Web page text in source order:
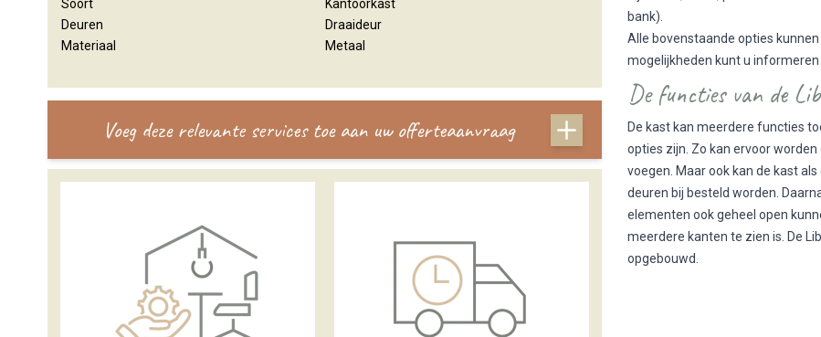
Soort
Kantoorkast
Deuren
Draaideur
Materiaal
Metaal
Voeg deze relevante services toe aan uw offerteaanvraag
bank).
Alle bovenstaande opties
mogelijkheden kunt u informeren
De functies van de
De kast kan meerdere functies
opties zijn. Zo kan ervoor
voegen. Maar ook kan de kast
deuren bij besteld worden.
elementen ook geheel open
meerdere kanten te zien is. De
opgebouwd.